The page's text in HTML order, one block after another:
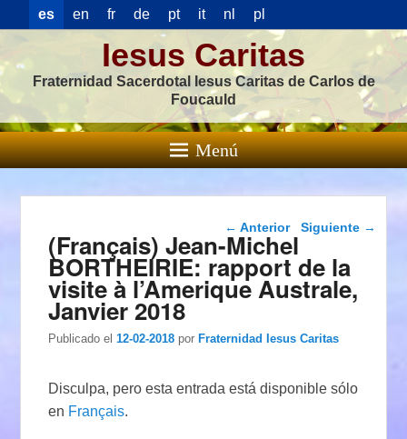
es en fr de pt it nl pl
Iesus Caritas
Fraternidad Sacerdotal Iesus Caritas de Carlos de
Foucauld
Menú
Navegación de
entradas
← Anterior Siguiente →
(Français) Jean-Michel
BORTHEIRIE: rapport de la
visite à l’Amerique Australe,
Janvier 2018
Publicado el 12-02-2018 porFraternidad Iesus Caritas
Disculpa, pero esta entrada está disponible sólo
en Français.